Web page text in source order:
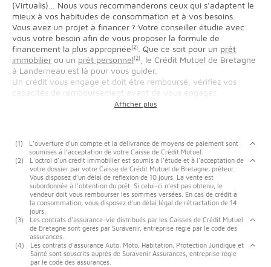
(Virtualis)… Nous vous recommanderons ceux qui s’adaptent le
mieux à vos habitudes de consommation et à vos besoins.
Vous avez un projet à financer ? Votre conseiller étudie avec
vous votre besoin afin de vous proposer la formule de
financement la plus appropriée(2) . Que ce soit pour un prêt
immobilier ou un prêt personnel(2)
, le Crédit Mutuel de Bretagne
à Landerneau est là pour vous guider.
Un crédit vous engage et doit être remboursé, vérifiez vos
capacités de remboursement avant de vous engager.
(1)
L’ouverture d’un compte et la délivrance de moyens de paiement sont
soumises à l’acceptation de votre Caisse de Crédit Mutuel.
(2)
L'octroi d'un crédit immobilier est soumis à l'étude et à l'acceptation de
votre dossier par votre Caisse de Crédit Mutuel de Bretagne, prêteur.
Vous disposez d’un délai de réflexion de 10 jours. La vente est
subordonnée à l’obtention du prêt. Si celui-ci n’est pas obtenu, le
vendeur doit vous rembourser les sommes versées. En cas de crédit à
la consommation, vous disposez d'un délai légal de rétractation de 14
jours.
(3)
Les contrats d'assurance-vie distribués par les Caisses de Crédit Mutuel
de Bretagne sont gérés par Suravenir, entreprise régie par le code des
assurances.
(4)
Les contrats d'assurance Auto, Moto, Habitation, Protection Juridique et
Santé sont souscrits auprès de Suravenir Assurances, entreprise régie
par le code des assurances.